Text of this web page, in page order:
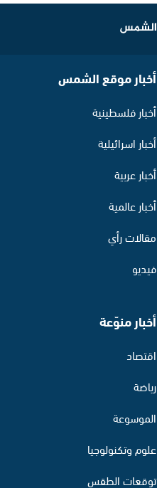
أخبار موقع الشمس
أخبار فلسطينية
أخبار اسرائيلية
أخبار عربية
أخبار عالمية
مقالات رأي
فيديو
أخبار منوّعة
اقتصاد
رياضة
الموسوعة
علوم وتكنولوجيا
توقعات الطقس